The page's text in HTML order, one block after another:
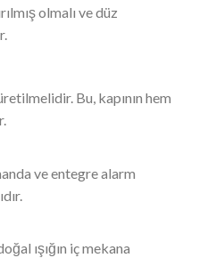
olmalı ve düz
Bu, kapının hem
ve entegre alarm
ışığın iç mekana